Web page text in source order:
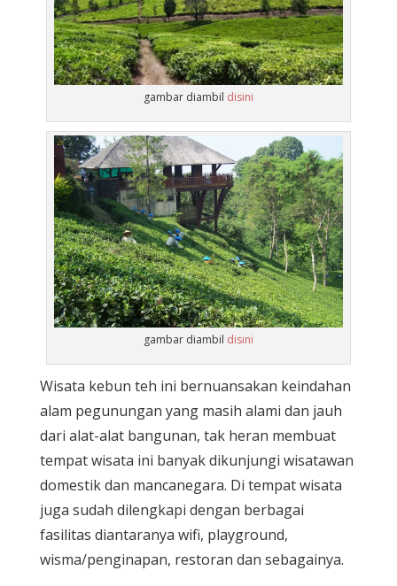
gambar diambil disini
gambar diambil disini
Wisata kebun teh ini bernuansakan keindahan
alam pegunungan yang masih alami dan jauh
dari alat-alat bangunan, tak heran membuat
tempat wisata ini banyak dikunjungi wisatawan
domestik dan mancanegara. Di tempat wisata
juga sudah dilengkapi dengan berbagai
fasilitas diantaranya wifi, playground,
wisma/penginapan, restoran dan sebagainya.